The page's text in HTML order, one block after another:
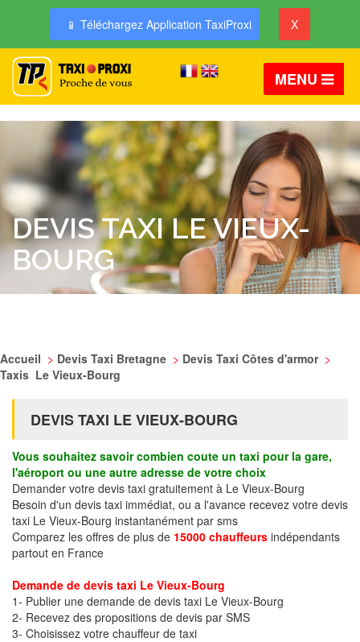
📱 Téléchargez Application TaxiProxi X
MENU
DEVIS TAXI LE VIEUX-
BOURG
Accueil > Devis Taxi Bretagne > Devis Taxi Côtes d'armor >
Taxis Le Vieux-Bourg
DEVIS TAXI LE VIEUX-BOURG
Vous souhaitez savoir combien coute un taxi pour la gare,
l'aéroport ou une autre adresse de votre choix
Demander votre devis taxi gratuitement à Le Vieux-Bourg
Besoin d'un devis taxi immédiat, ou a l'avance recevez votre devis
taxi Le Vieux-Bourg instantanément par sms
Comparez les offres de plus de 15000 chauffeurs indépendants
partout en France
Demande de devis taxi Le Vieux-Bourg
1- Publier une demande de devis taxi Le Vieux-Bourg
2- Recevez des propositions de devis par SMS
3- Choisissez votre chauffeur de taxi